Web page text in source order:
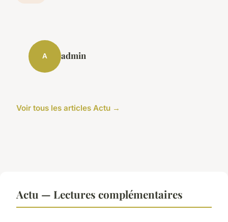
A admin
Voir tous les articles Actu →
Actu — Lectures complémentaires